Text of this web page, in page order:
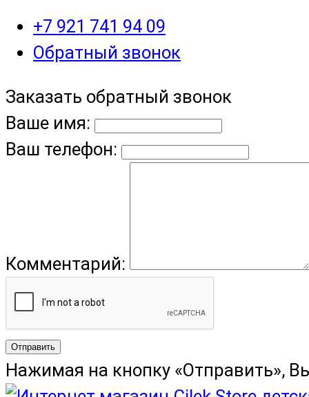
+7 921 741 94 09
Обратный звонок
Заказать обратный звонок
Ваше имя:
Ваш телефон:
Комментарий:
Отправить
Нажимая на кнопку «Отправить»,